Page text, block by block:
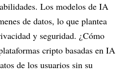
Los modelos de IA
de datos, lo que plantea
y seguridad. ¿Cómo
cripto basadas en IA
de los usuarios sin su